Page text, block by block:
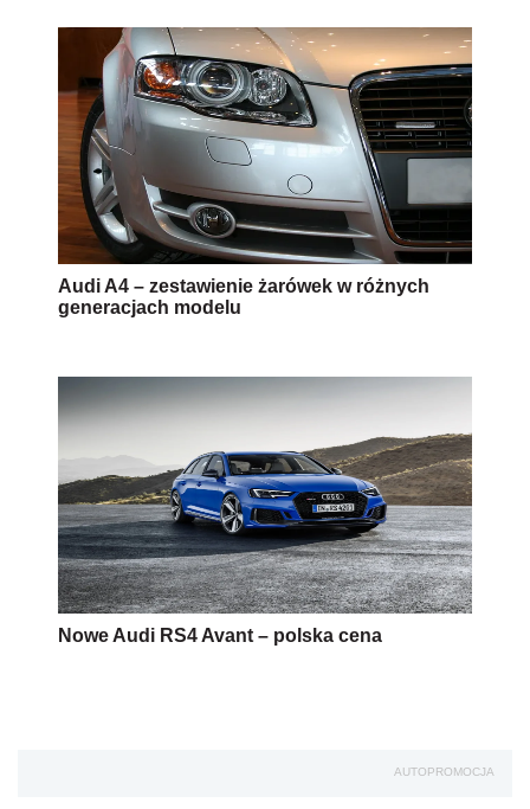
Audi A4 – zestawienie żarówek w różnych
generacjach modelu
Nowe Audi RS4 Avant – polska cena
AUTOPROMOCJA